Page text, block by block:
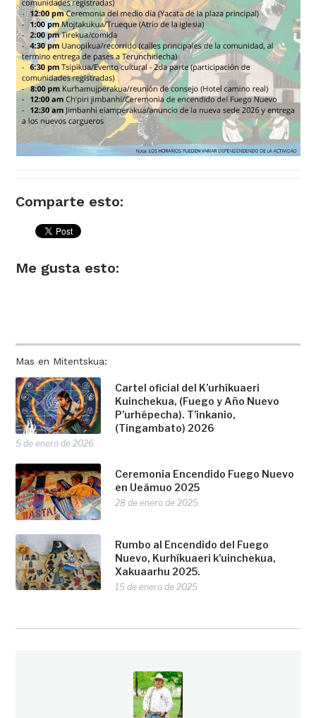
Mas en Mitentskua:
Cartel oficial del K’urhíkuaeri
Kuinchekua, (Fuego y Año Nuevo
P’urhépecha). T’inkanio,
(Tingambato) 2026
5 de enero de 2026
Ceremonia Encendido Fuego Nuevo
en Ueámuo 2025
28 de enero de 2025
Rumbo al Encendido del Fuego
Nuevo, Kurhíkuaeri k’uinchekua,
Xakuaarhu 2025.
15 de enero de 2025
Comparte esto:
Me gusta esto: